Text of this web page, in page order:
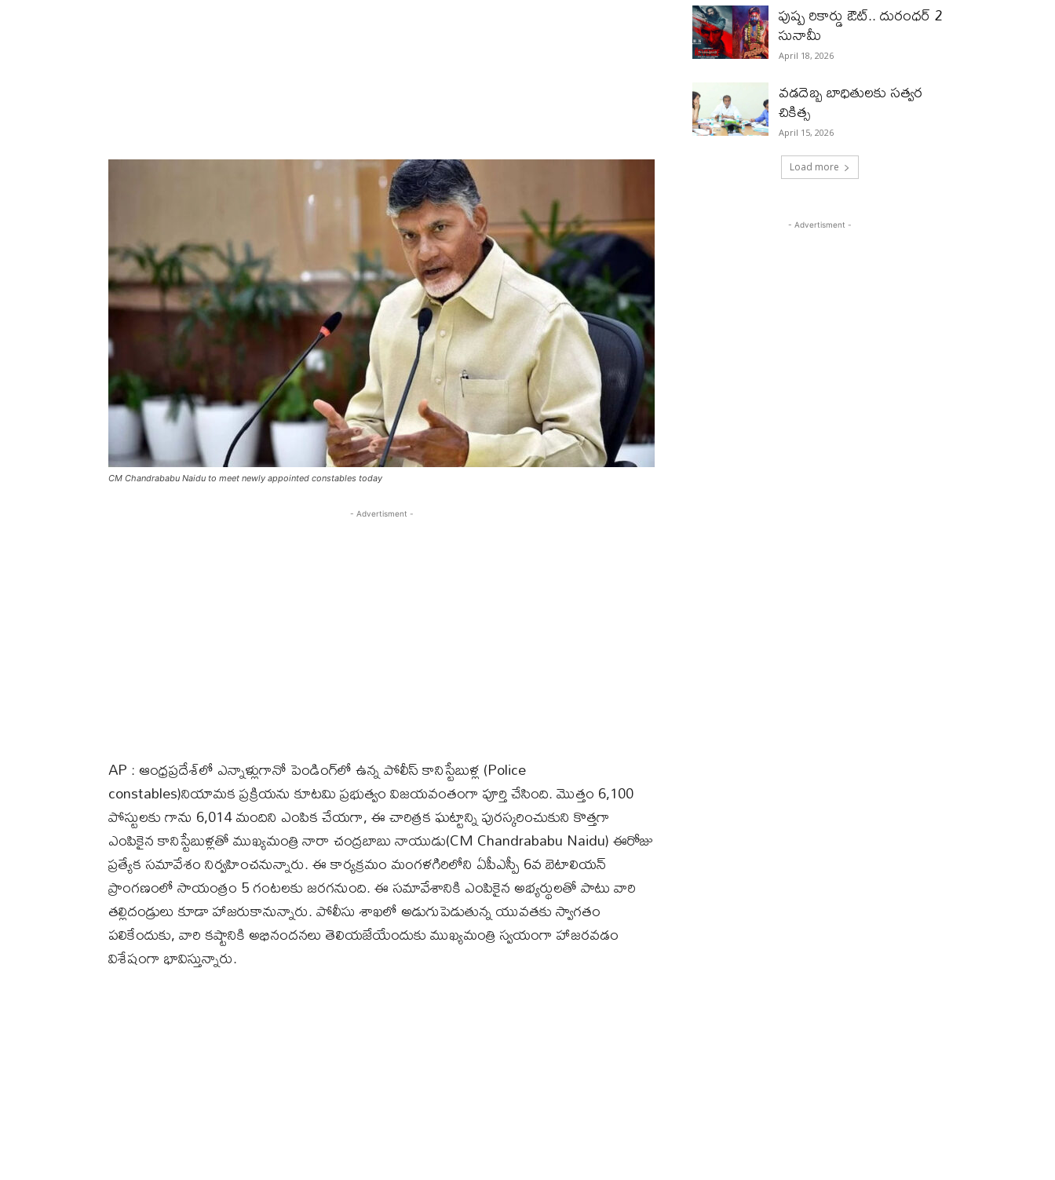
CM Chandrababu Naidu to meet newly appointed constables today
- Advertisment -
AP : ఆంధ్రప్రదేశ్‌లో ఎన్నాళ్లుగానో పెండింగ్‌లో ఉన్న పోలీస్ కానిస్టేబుళ్ల (Police
constables)నియామక ప్రక్రియను కూటమి ప్రభుత్వం విజయవంతంగా పూర్తి చేసింది. మొత్తం 6,100
పోస్టులకు గాను 6,014 మందిని ఎంపిక చేయగా, ఈ చారిత్రక ఘట్టాన్ని పురస్కరించుకుని కొత్తగా
ఎంపికైన కానిస్టేబుళ్లతో ముఖ్యమంత్రి నారా చంద్రబాబు నాయుడు(CM Chandrababu Naidu) ఈరోజు
ప్రత్యేక సమావేశం నిర్వహించనున్నారు. ఈ కార్యక్రమం మంగళగిరిలోని ఏపీఎస్పీ 6వ బెటాలియన్
ప్రాంగణంలో సాయంత్రం 5 గంటలకు జరగనుంది. ఈ సమావేశానికి ఎంపికైన అభ్యర్థులతో పాటు వారి
తల్లిదండ్రులు కూడా హాజరుకానున్నారు. పోలీసు శాఖలో అడుగుపెడుతున్న యువతకు స్వాగతం
పలికేందుకు, వారి కష్టానికి అభినందనలు తెలియజేయేందుకు ముఖ్యమంత్రి స్వయంగా హాజరవడం
విశేషంగా భావిస్తున్నారు.
పుష్ప రికార్డు ఔట్‌.. దురంధ‌ర్ 2
సునామీ
April 18, 2026
వడదెబ్బ బాధితులకు సత్వర
చికిత్స
April 15, 2026
Load more
- Advertisment -